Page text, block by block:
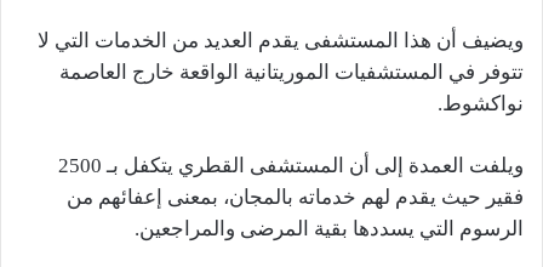
ويضيف أن هذا المستشفى يقدم العديد من الخدمات التي لا
تتوفر في المستشفيات الموريتانية الواقعة خارج العاصمة
نواكشوط.
ويلفت العمدة إلى أن المستشفى القطري يتكفل بـ 2500
فقير حيث يقدم لهم خدماته بالمجان، بمعنى إعفائهم من
الرسوم التي يسددها بقية المرضى والمراجعين.